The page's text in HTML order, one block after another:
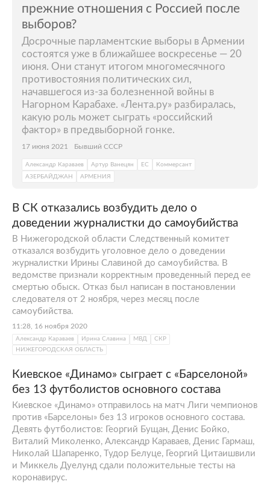
прежние отношения с Россией после
выборов?
Досрочные парламентские выборы в Армении
состоятся уже в ближайшее воскресенье — 20
июня. Они станут итогом многомесячного
противостояния политических сил,
начавшегося из-за болезненной войны в
Нагорном Карабахе. «Лента.ру» разбиралась,
какую роль может сыграть «российский
фактор» в предвыборной гонке.
17 июня 2021 Бывший СССР
Александр Караваев Артур Ванецян ЕС
Коммерсант
АЗЕРБАЙДЖАН
АРМЕНИЯ
В СК отказались возбудить дело о
доведении журналистки до самоубийства
В Нижегородской области Следственный комитет
отказался возбудить уголовное дело о доведении
журналистки Ирины Славиной до самоубийства. В
ведомстве признали корректным проведенный перед ее
смертью обыск. Отказ был написан в постановлении
следователя от 2 ноября, через месяц после
самоубийства.
11:28, 16 ноября 2020
Александр Караваев Ирина Славина МВД
СКР
НИЖЕГОРОДСКАЯ ОБЛАСТЬ
Киевское «Динамо» сыграет с «Барселоной»
без 13 футболистов основного состава
Киевское «Динамо» отправилось на матч Лиги чемпионов
против «Барселоны» без 13 игроков основного состава.
Девять футболистов: Георгий Бущан, Денис Бойко,
Виталий Миколенко, Александр Караваев, Денис Гармаш,
Николай Шапаренко, Тудор Белуце, Георгий Цитаишвили
и Миккель Дуелунд сдали положительные тесты на
коронавирус.